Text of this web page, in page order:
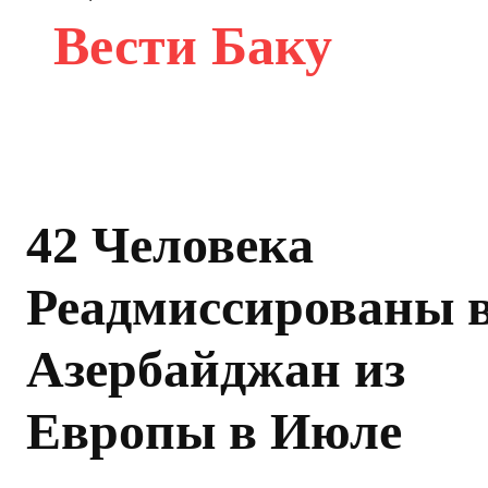
Вести Баку
42 Человека
Реадмиссированы
Азербайджан из
Европы в Июле